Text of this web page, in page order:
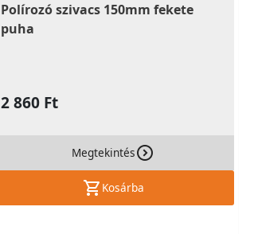
Polírozó szivacs 150mm fekete
puha
2 860 Ft
Megtekintés
Kosárba